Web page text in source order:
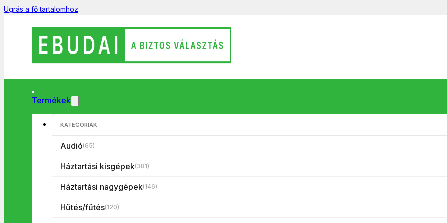
Ugrás a fő tartalomhoz
Termékek
KATEGÓRIÁK
Audió(65)
Háztartási kisgépek(381)
Háztartási nagygépek(146)
Hűtés/fűtés(120)
Termék kategóriák